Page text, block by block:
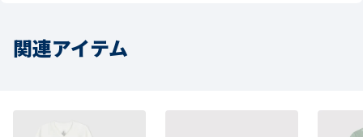
関連アイテム